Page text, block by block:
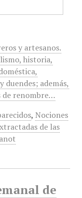
y artesanos.
historia,
duendes; además,
de renombre…
, Nociones
de las
de